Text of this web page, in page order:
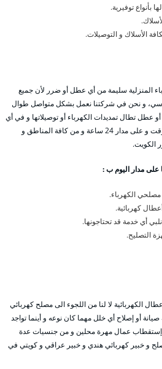
بأنواع توفيرية.
الأسلاك و التوصيلات.
المنزلية سليمة من أي عطل أو ضرر لأن جميع
و نحن في شركتنا نعمل بشكل متواصل طوال
عطل تطال تمديدات الكهرباء أو توصيلاتها و في أي
ساعة كانت، بإمكانكم طلبنا في أي وقت و على مدار 24 ساعة و من كافة المناطق و
الكويت.
على مدار اليوم ب :
مصلحي الكهرباء.
كهربائية.
التصليح.
الكهربائية لا لنا من اللجوء الى مصلح كهربائي
أو إصلاح أي خلل مهما كان نوعه و أينما تواجد
عمال مهرة محلين و من جنسيات عدة
و خبير كهربائي هندي و خبير عراقي و كويتي في